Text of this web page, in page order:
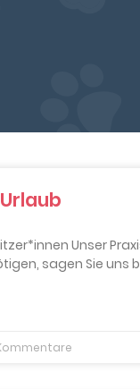
Unser
sagen Sie uns